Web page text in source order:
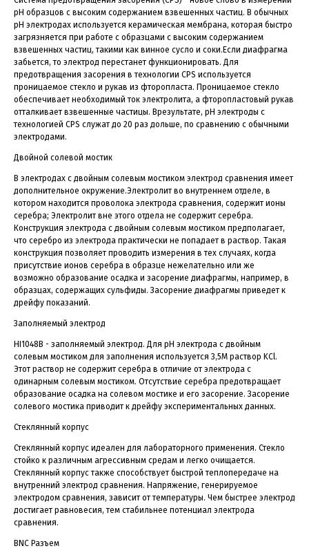
рН образцов с высоким содержанием взвешенных частиц. В обычных
рН электродах используется керамическая мембрана, которая быстро
загрязняется при работе с образцами с высоким содержанием
взвешенных частиц, такими как винное сусло и соки.Если диафрагма
забьется, то электрод перестанет функционировать. Для
предотвращения засорения в технологии CPS используется
проницаемое стекло и рукав из фторопласта. Проницаемое стекло
обеспечивает необходимый ток электролита, а фторопластовый рукав
отталкивает взвешенные частицы. Врезультате, pH электроды с
технологией CPS служат до 20 раз дольше, по сравнению с обычными
электродами.
Двойной солевой мостик
В электродах с двойным солевым мостиком электрод сравнения имеет
дополнительное окружение.Электролит во внутреннем отделе, в
котором находится проволока электрода сравнения, содержит ионы
серебра; Электролит вне этого отдела не содержит серебра.
Конструкция электрода с двойным солевым мостиком предполагает,
что серебро из электрода практически не попадает в раствор. Такая
конструкция позволяет проводить измерения в тех случаях, когда
присутствие ионов серебра в образце нежелательно или же
возможно образование осадка и засорение диафрагмы, например, в
образцах, содержащих сульфиды. Засорение диафрагмы приведет к
дрейфу показаний.
Заполняемый электрод
HI1048B - заполняемый электрод. Для рН электрода с двойным
солевым мостиком для заполнения используется 3,5М раствор KCl.
Этот раствор не содержит серебра в отличие от электрода с
одинарным солевым мостиком. Отсутствие серебра предотвращает
образование осадка на солевом мостике и его засорение. Засорение
солевого мостика приводит к дрейфу экспериментальных данных.
Стеклянный корпус
Стеклянный корпус идеален для лабораторного применения. Стекло
стойко к различным агрессивным средам и легко очищается.
Стеклянный корпус также способствует быстрой теплопередаче на
внутренний электрод сравнения. Напряжение, генерируемое
электродом сравнения, зависит от температуры. Чем быстрее электрод
достигает равновесия, тем стабильнее потенциал электрода
сравнения.
BNC Разъем